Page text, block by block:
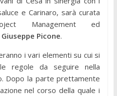
e Carinaro, sarà curata
Management ed
Giuseppe Picone.
i vari elementi su cui si
regole da seguire nella
Dopo la parte prettamente
nel corso della quale i